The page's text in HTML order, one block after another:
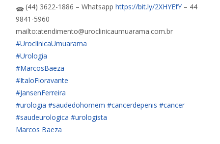
(44) 3622-1886 – Whatsapp https://bit.ly/2XHYEfY – 44
9841-5960
mailto:atendimento@uroclinicaumuarama.com.br
#UroclínicaUmuarama
#Urologia
#MarcosBaeza
#ItaloFioravante
#JansenFerreira
#urologia #saudedohomem #cancerdepenis #cancer
#saudeurologica #urologista
Marcos Baeza